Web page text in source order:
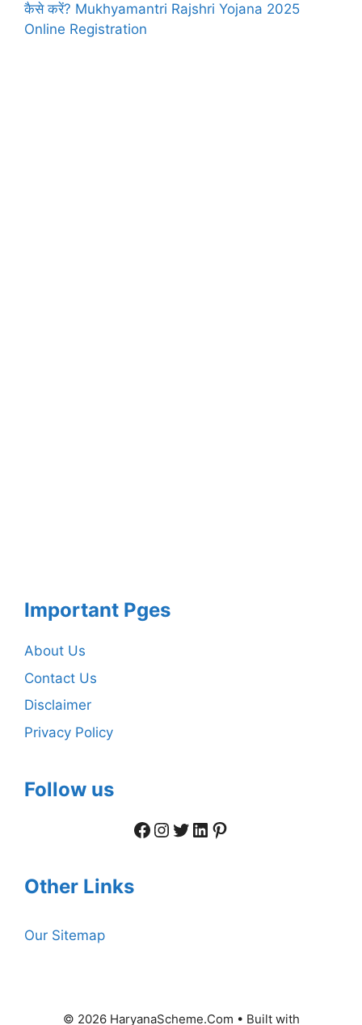
कैसे करें? Mukhyamantri Rajshri Yojana 2025
Online Registration
Important Pges
About Us
Contact Us
Disclaimer
Privacy Policy
Follow us
Facebook
Instagram
Twitter
LinkedIn
Pinterest
Other Links
Our Sitemap
© 2026 HaryanaScheme.Com • Built with